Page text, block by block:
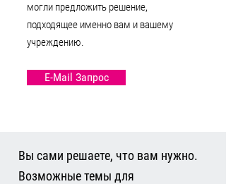
могли предложить решение,
подходящее именно вам и вашему
учреждению.
E-Mail Запрос
Вы сами решаете, что вам нужно.
Возможные темы для